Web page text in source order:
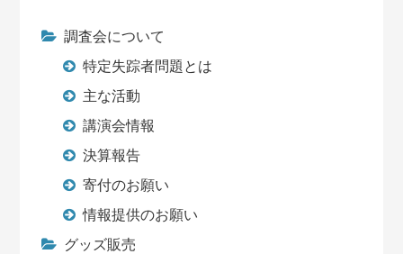
調査会について
特定失踪者問題とは
主な活動
講演会情報
決算報告
寄付のお願い
情報提供のお願い
グッズ販売